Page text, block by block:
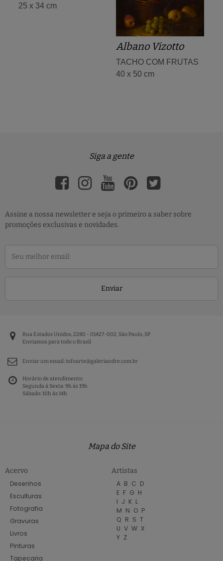
25 x 34 cm
Albano Vizotto
TACHO COM FRUTAS
40 x 50 cm
Siga a gente
Assine a nossa newsletter e seja o primeiro a saber sobre
promoções exclusivas e novidades.
Enviar
Rua Estados Unidos, 2280 - 01427-002, São Paulo, SP
Enviamos para todo o Brasil
Enviar um email:infoarte@galeriandre.com.br
Horário de atendimento:
Segunda à Sexta: 9h às 19h
Sábado: 10h às 14h
Mapa do Site
Acervo
Desenhos
Esculturas
Fotografia
Gravuras
Livros
Pinturas
Tapeçaria
Artistas
A B C D
E F G H
I J K L
M N O P
Q R S T
U V W X
Y Z